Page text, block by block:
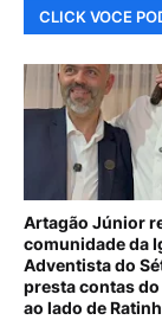
CLICK VOCE
Artagão Júnior
comunidade da
Adventista do
presta contas
ao lado de